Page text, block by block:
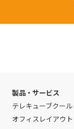
製品・サービス
テレキューブクール
オフィスレイアウト